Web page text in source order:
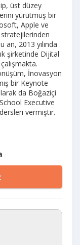
üst düzey
yürütmüş bir
Apple ve
an, 2013 yılında
şirketinde Dijital
İnovasyon
bir Keynote
da Boğaziçi
Executive
vermiştir.